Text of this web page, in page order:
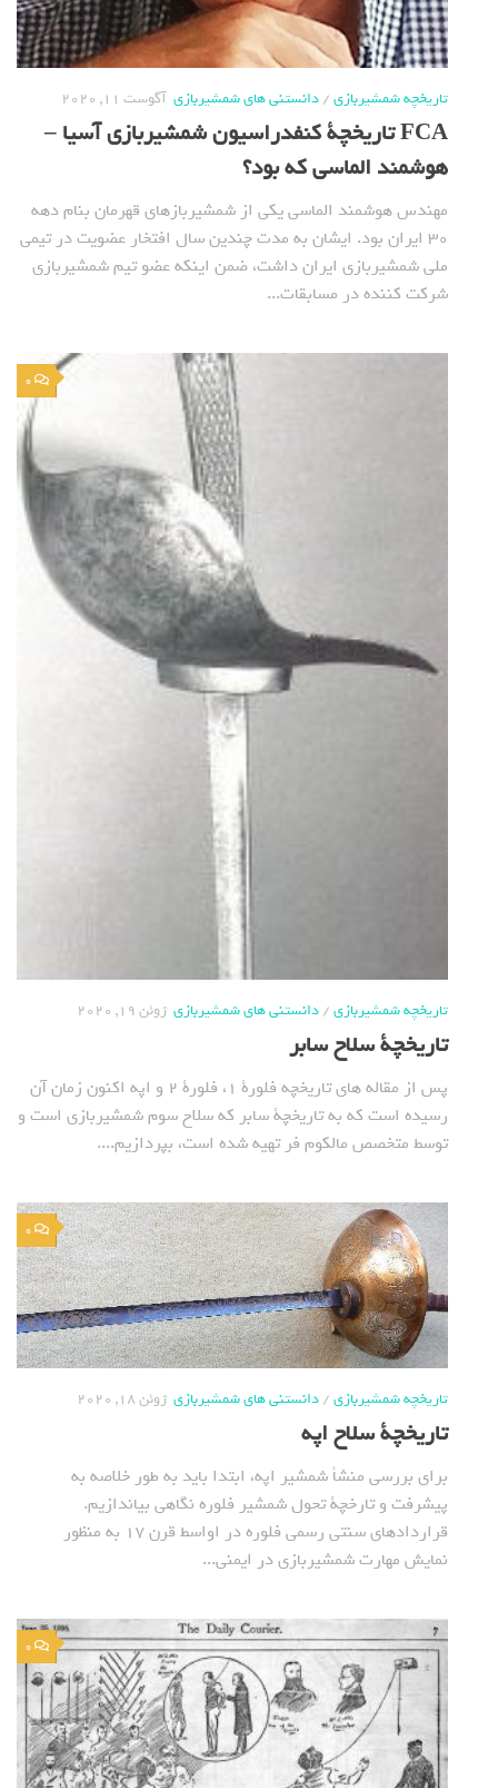
تاریخچه شمشیربازی/دانستنی های شمشیربازی آگوست 11, 2020
FCA تاریخچة کنفدراسیون شمشیربازی آسیا –
هوشمند الماسی که بود؟
مهندس هوشمند الماسی یکی از شمشیربازهای قهرمان بنام دهه
30 ایران بود. ایشان به مدت چندین سال افتخار عضویت در تیمی
ملی شمشیربازی ایران داشت، ضمن اینکه عضو تیم شمشیربازی
شرکت کننده در مسابقات...
0
تاریخچه شمشیربازی/دانستنی های شمشیربازی ژوئن 19, 2020
تاریخچة سلاح سابر
پس از مقاله های تاریخچه فلورة 1، فلورة 2 و اپه اکنون زمان آن
رسیده است که به تاریخچة سابر که سلاح سوم شمشیربازی است و
توسط متخصص مالکوم فر تهیه شده است، بپردازیم....
0
تاریخچه شمشیربازی/دانستنی های شمشیربازی ژوئن 18, 2020
تاریخچة سلاح اپه
برای بررسی منشأ شمشیر اپه، ابتدا باید به طور خلاصه به
پیشرفت و تارخچة تحول شمشیر فلوره نگاهی بیاندازیم.
قراردادهای سنتی رسمی فلوره در اواسط قرن 17 به منظور
نمایش مهارت شمشیربازی در ایمنی...
0